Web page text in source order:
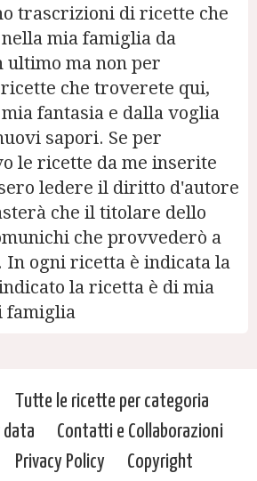
trascrizioni di ricette che
mia famiglia da
ultimo ma non per
che troverete qui,
fantasia e dalla voglia
sapori. Se per
le ricette da me inserite
ledere il diritto d'autore
che il titolare dello
che provvederò a
ogni ricetta è indicata la
la ricetta è di mia
famiglia
Tutte le ricette per categoria
data
Contatti e Collaborazioni
Privacy Policy Copyright